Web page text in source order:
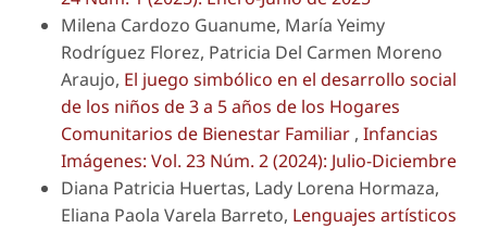
Milena Cardozo Guanume, María Yeimy
Rodríguez Florez, Patricia Del Carmen Moreno
Araujo, El juego simbólico en el desarrollo social
de los niños de 3 a 5 años de los Hogares
Comunitarios de Bienestar Familiar , Infancias
Imágenes: Vol. 23 Núm. 2 (2024): Julio-Diciembre
Diana Patricia Huertas, Lady Lorena Hormaza,
Eliana Paola Varela Barreto, Lenguajes artísticos